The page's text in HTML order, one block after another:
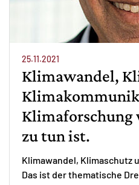
25.11.2021
Klimawandel,
Klimaforschung
zu tun ist.
Klimawandel, Klimaschutz
Das ist der thematische